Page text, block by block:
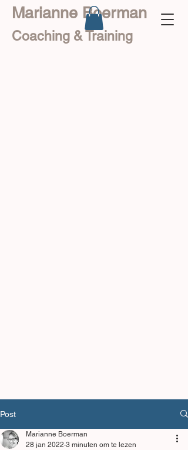
Marianne Boerman
Coaching & Training
Post
Marianne Boerman
28 jan 2022 3 minuten om te lezen